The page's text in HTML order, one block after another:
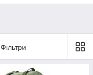
Фільтри